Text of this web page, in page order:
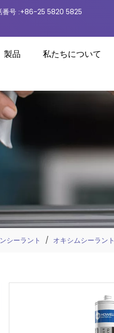
番号 :+86-25 5820 5825
製品 私たちについて
シーラント / オキシムシーラント